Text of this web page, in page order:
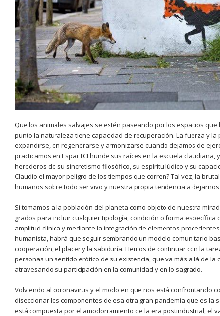
Que los animales salvajes se estén paseando por los espacios
punto la naturaleza tiene capacidad de recuperación. La fuerza y
expandirse, en regenerarse y armonizarse cuando dejamos de
practicamos en Espai TCI hunde sus raíces en la escuela
herederos de su sincretismo filosófico, su espíritu lúdico y su
Claudio el mayor peligro de los tiempos que corren? Tal vez, la
humanos sobre todo ser vivo y nuestra propia tendencia a
Si tomamos a la población del planeta como objeto de nuestra
grados para incluir cualquier tipología, condición o forma específica
amplitud clínica y mediante la integración de elementos
humanista, habrá que seguir sembrando un modelo comunitario
cooperación, el placer y la sabiduría. Hemos de continuar con la
personas un sentido erótico de su existencia, que va más allá de la
atravesando su participación en la comunidad y en lo sagrado.
Volviendo al coronavirus y el modo en que nos está confrontando
diseccionar los componentes de esa otra gran pandemia que es la
está compuesta por el amodorramiento de la era postindustrial, el